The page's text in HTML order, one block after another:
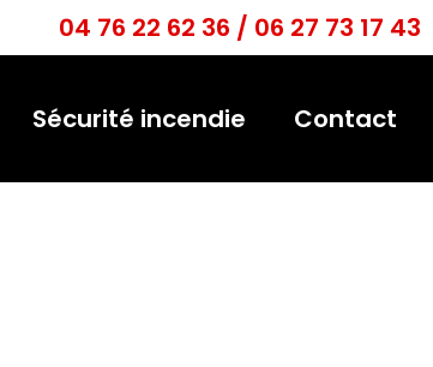
04 76 22 62 36 / 06 27 73 17 43
Sécurité incendie Contact